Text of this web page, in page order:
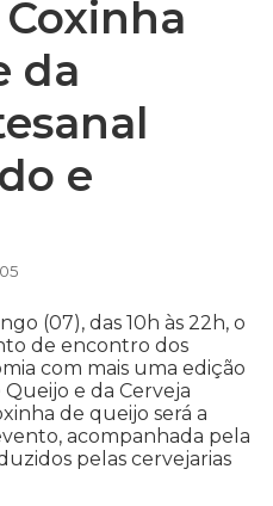
da
e
(07), das 10h às 22h, o
de encontro dos
com mais uma edição
e da Cerveja
de queijo será a
acompanhada pela
pelas cervejarias